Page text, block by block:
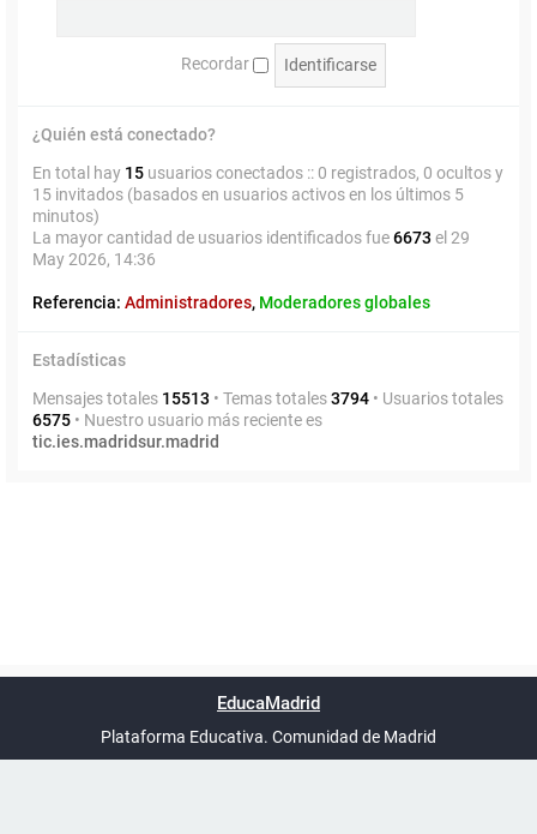
Recordar
¿Quién está conectado?
En total hay 15 usuarios conectados :: 0 registrados, 0 ocultos y
15 invitados (basados en usuarios activos en los últimos 5
minutos)
La mayor cantidad de usuarios identificados fue6673 el 29
May 2026, 14:36
Referencia: Administradores, Moderadores globales
Estadísticas
Mensajes totales 15513 • Temas totales3794 • Usuarios totales
6575 • Nuestro usuario más reciente es
tic.ies.madridsur.madrid
UTC+02:00
phpBB España
EducaMadrid
Plataforma Educativa. Comunidad de Madrid